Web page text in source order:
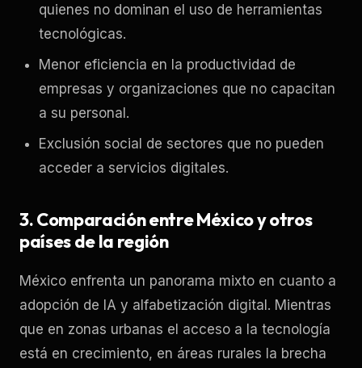
quienes no dominan el uso de herramientas
tecnológicas.
Menor eficiencia en la productividad de
empresas y organizaciones que no capacitan
a su personal.
Exclusión social de sectores que no pueden
acceder a servicios digitales.
3. Comparación entre México y otros
países de la región
México enfrenta un panorama mixto en cuanto a
adopción de IA y alfabetización digital. Mientras
que en zonas urbanas el acceso a la tecnología
está en crecimiento, en áreas rurales la brecha